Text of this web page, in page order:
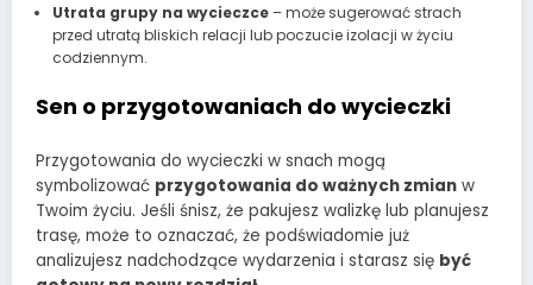
Utrata grupy na wycieczce– może sugerować strach
przed utratą bliskich relacji lub poczucie izolacji w życiu
codziennym.
Sen o przygotowaniach do wycieczki
Przygotowania do wycieczki w snach mogą
symbolizować przygotowania do ważnych zmian w
Twoim życiu. Jeśli śnisz, że pakujesz walizkę lub planujesz
trasę, może to oznaczać, że podświadomie już
analizujesz nadchodzące wydarzenia i starasz się być